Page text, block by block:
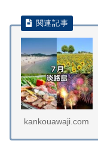
kankouawaji.com